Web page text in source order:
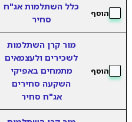
הוסף
כלל השתלמות אג"ח
סחיר
הוסף
מור קרן השתלמות
לשכירים ולעצמאים
מתמחים באפיקי
השקעה סחירים
אג"ח סחיר